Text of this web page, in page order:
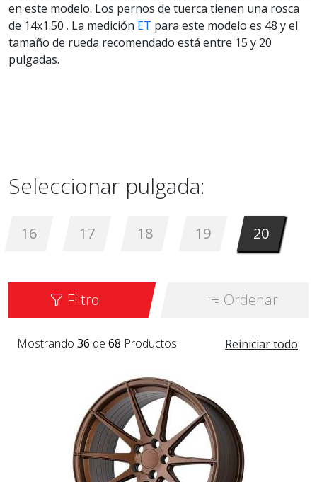
en este modelo. Los pernos de tuerca tienen una rosca
de 14x1.50 . La medición ET para este modelo es 48 y el
tamaño de rueda recomendado está entre 15 y 20
pulgadas.
Seleccionar pulgada:
16 17 18 19 20
Filtro Ordenar
Reiniciar todo
Mostrando 36 de 68 Productos